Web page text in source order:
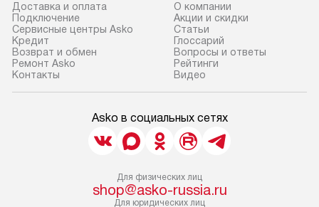
Доставка и оплата
Подключение
Сервисные центры Asko
Кредит
Возврат и обмен
Ремонт Asko
Контакты
О компании
Акции и скидки
Статьи
Глоссарий
Вопросы и ответы
Рейтинги
Видео
Asko в социальных сетях
Для физических лиц
shop@asko-russia.ru
Для юридических лиц